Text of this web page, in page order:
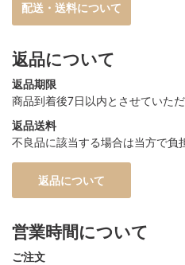
配送・送料について
返品について
返品期限
商品到着後7日以内とさせていただ
返品送料
不良品に該当する場合は当方で負
返品について
営業時間について
ご注文